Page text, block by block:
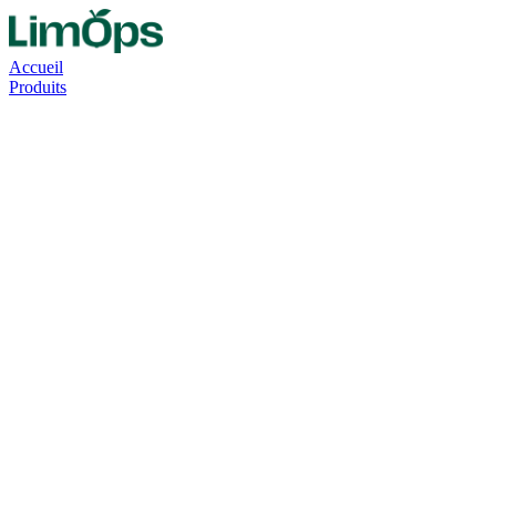
Accueil
Produits